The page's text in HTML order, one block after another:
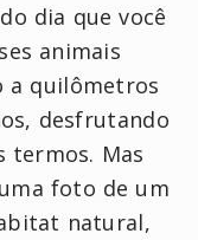
dia que você
animais
a quilômetros
desfrutando
termos. Mas
foto de um
natural,